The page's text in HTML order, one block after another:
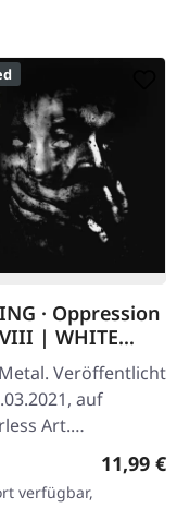
· Oppression
| WHITE
Veröffentlicht
auf
Art.
weißes
11,99 €
verfügbar,